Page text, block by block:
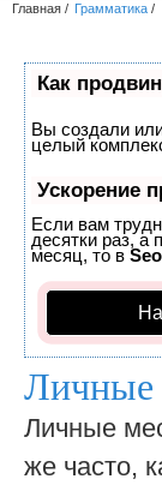
Главная Грамматика
Как
Вы создали
целый
Ускорение
Если вам
десятки раз, а
месяц, то в
Личные
Личные
же часто,